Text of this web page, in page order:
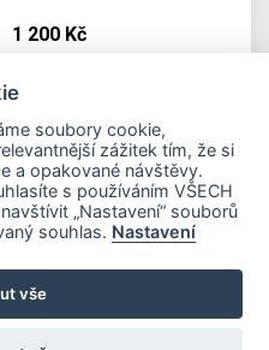
1 200 Kč
soubory cookie,
zážitek tím, že si
a opakované návštěvy.
s používáním VŠECH
„Nastavení“ souborů
souhlas. Nastavení
vše